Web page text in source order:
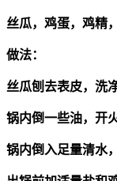
丝瓜，鸡蛋，鸡精
做法：
丝瓜刨去表皮，洗
锅内倒一些油，开
锅内倒入足量清水